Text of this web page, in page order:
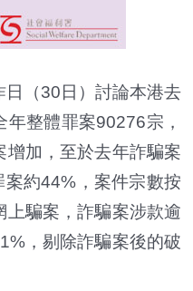
（30日）討論本港去
整體罪案90276宗，
加，至於去年詐騙案
約44%，案件宗數按
騙案，詐騙案涉款逾
，剔除詐騙案後的破